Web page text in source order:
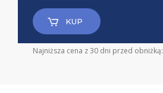
KUP
Najniższa cena z 30 dni przed obniżką: